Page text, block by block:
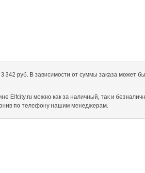
342 руб. В зависимости от суммы заказа может
Elfcity.ru можно как за наличный, так и
по телефону нашим менеджерам.